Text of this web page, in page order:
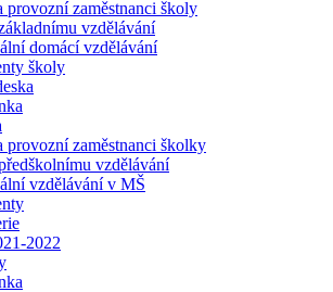
provozní zaměstnanci školy
vzdělávání
domácí vzdělávání
školy
provozní zaměstnanci školky
vzdělávání
vzdělávání v MŠ
2022